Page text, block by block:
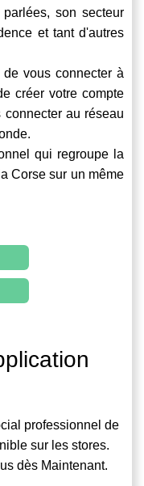
son secteur
et tant d'autres
vous connecter à
créer votre compte
au réseau
qui regroupe la
Corse sur un même
professionnel de
sur les stores.
dès Maintenant.